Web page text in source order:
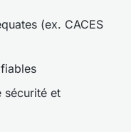
(ex. CACES
sécurité et